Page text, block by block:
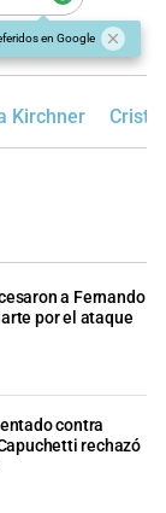
en Google
Kirchner
a Fernando
por el ataque
contra
rechazó